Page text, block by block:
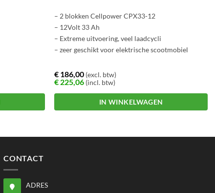
– 2 blokken Cellpower CPX33-12
– 12Volt 33 Ah
– Extreme uitvoering, veel laadcycli
– zeer geschikt voor elektrische scootmobiel
€ 186,00 (excl. btw)
€ 225,06 (incl. btw)
IN WINKELWAGEN
CONTACT
ADRES